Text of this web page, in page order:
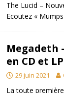
The Lucid –
Ecoutez «
Megadeth
en CD et
29 juin 2021
La toute